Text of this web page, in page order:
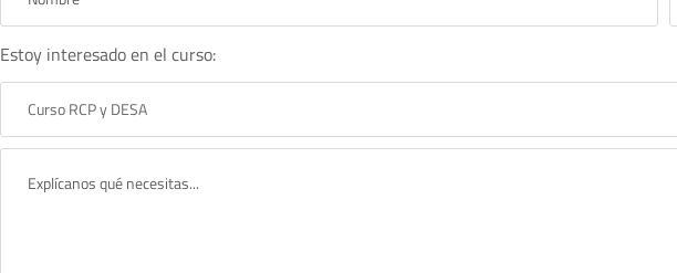
Estoy interesado en el curso: